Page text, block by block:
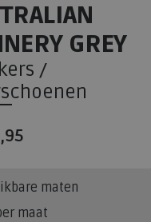
GREY
/
maten
maat